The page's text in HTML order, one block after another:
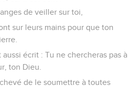
de veiller sur toi,
sur leurs mains pour que ton
écrit : Tu ne chercheras pas à
ton Dieu.
de le soumettre à toutes